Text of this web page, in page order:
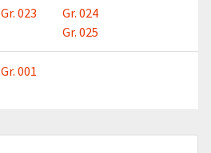
Gr. 023
Gr. 024
Gr. 025
Gr. 001